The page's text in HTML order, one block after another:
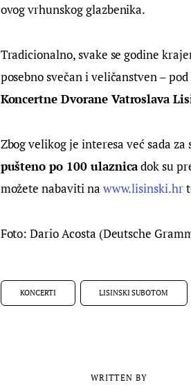
ovog vrhunskog glazbenika.
Tradicionalno, svake se godine
posebno svečan i veličanstven –
Koncertne Dvorane Vatroslava
Zbog velikog je interesa već sada
pušteno po 100 ulaznica dok su
možete nabaviti na www.lisinski.hr
Foto: Dario Acosta (Deutsche
KONCERTI LISINSKI SUBOTOM
WRITTEN BY